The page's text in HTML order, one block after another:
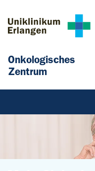
Onkologisches
Zentrum